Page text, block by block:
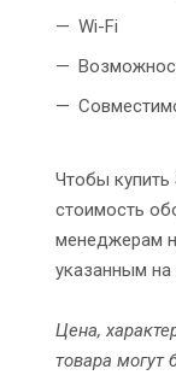
Wi-Fi
Чтобы купить
стоимость
менеджерам
указанным на
Цена,
товара могут